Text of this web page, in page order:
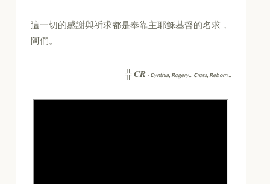
這一切的感謝與祈求都是奉靠主耶穌基督的名求，
阿們。
╬CR -Cynthia, Rogery... Cross, Reborn...